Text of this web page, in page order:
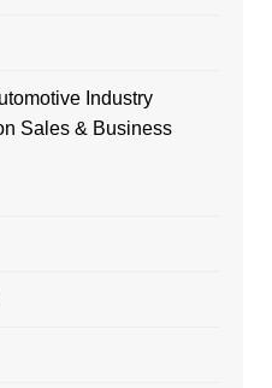
Industry
Sales & Business